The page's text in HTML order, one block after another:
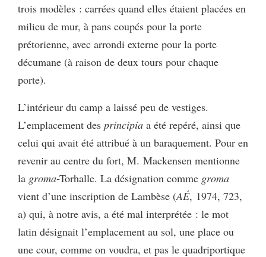
trois modèles : carrées quand elles étaient placées en
milieu de mur, à pans coupés pour la porte
prétorienne, avec arrondi externe pour la porte
décumane (à raison de deux tours pour chaque
porte).
L’intérieur du camp a laissé peu de vestiges.
L’emplacement des principia a été repéré, ainsi que
celui qui avait été attribué à un baraquement. Pour en
revenir au centre du fort, M. Mackensen mentionne
la groma-Torhalle. La désignation comme groma
vient d’une inscription de Lambèse (AÉ, 1974, 723,
a) qui, à notre avis, a été mal interprétée : le mot
latin désignait l’emplacement au sol, une place ou
une cour, comme on voudra, et pas le quadriportique